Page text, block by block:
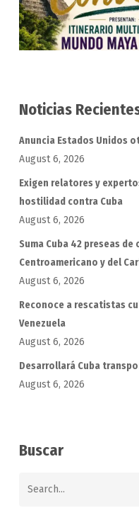
Noticias
Anuncia Estados Unidos
August 6, 2026
Exigen relatores y
hostilidad contra Cuba
August 6, 2026
Suma Cuba 42 preseas de
Centroamericano y del
August 6, 2026
Reconoce a rescatistas
Venezuela
August 6, 2026
Desarrollará Cuba
August 6, 2026
Buscar